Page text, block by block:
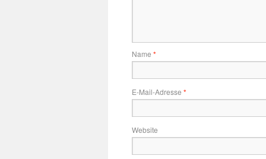
Name *
E-Mail-Adresse *
Website